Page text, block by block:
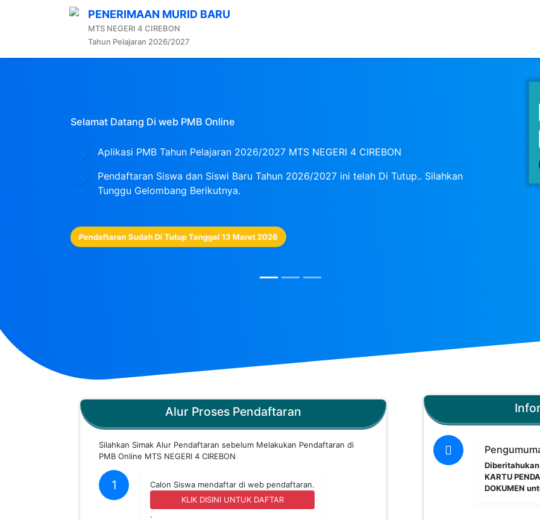
PENERIMAAN MURID BARU
MTS NEGERI 4 CIREBON
Tahun Pelajaran 2026/2027
Selamat Datang Di web PMB Online
Aplikasi PMB Tahun Pelajaran 2026/2027 MTS NEGERI 4 CIREBON
Pendaftaran Siswa dan Siswi Baru Tahun 2026/2027 ini telah Di Tutup.. Silahkan
Tunggu Gelombang Berikutnya.
Pendaftaran Sudah Di Tutup Tanggal 13 Maret 2026
Alur Proses Pendaftaran
Silahkan Simak Alur Pendaftaran sebelum Melakukan Pendaftaran di
PMB Online MTS NEGERI 4 CIREBON
1
Calon Siswa mendaftar di web pendaftaran.
KLIK DISINI UNTUK DAFTAR
.
KARTU
DOKUMEN